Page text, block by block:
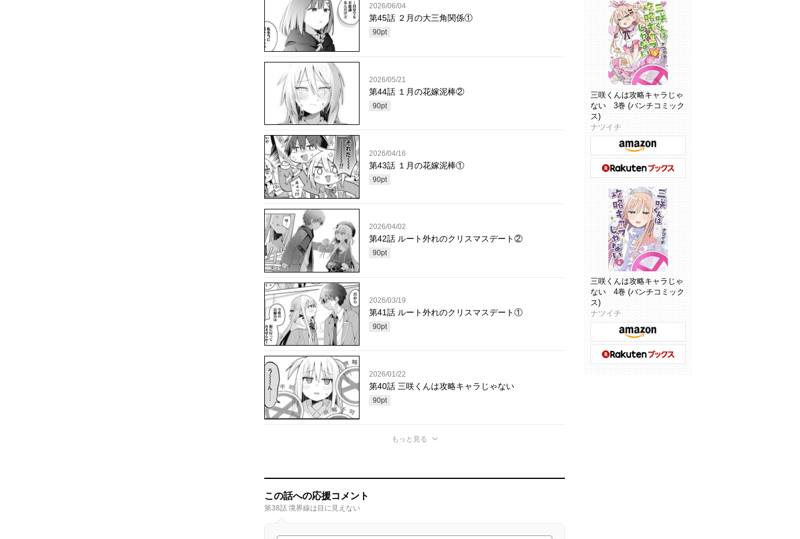
2026/06/04
第45話 ２月の大三角関係①
90pt
2026/05/21
第44話 １月の花嫁泥棒②
90pt
2026/04/16
第43話 １月の花嫁泥棒①
90pt
2026/04/02
第42話 ルート外れのクリスマスデート②
90pt
2026/03/19
第41話 ルート外れのクリスマスデート①
90pt
2026/01/22
第40話 三咲くんは攻略キャラじゃない
90pt
もっと見る
この話への応援コメント
第38話 境界線は目に見えない
三咲くんは攻略キャラじゃ
ない 3巻 (バンチコミック
ス)
ナツイチ
三咲くんは攻略キャラじゃ
ない 4巻 (バンチコミック
ス)
ナツイチ